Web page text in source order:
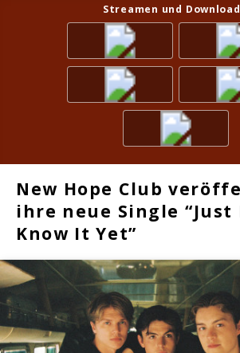
Streamen und
New Hope Club
ihre neue Single “Just
Know It Yet”